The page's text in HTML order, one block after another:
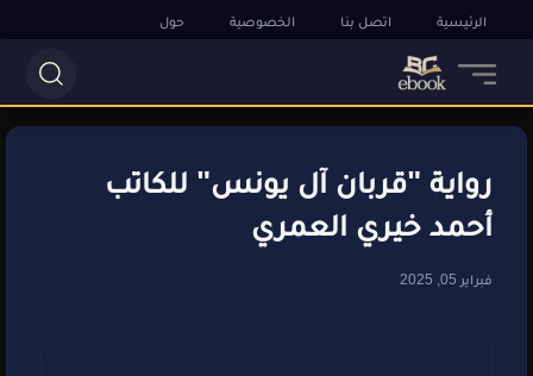
الرئيسية اتصل بنا الخصوصية حول
رواية "قربان آل يونس" للكاتب
أحمد خيري العمري
فبراير 05, 2025